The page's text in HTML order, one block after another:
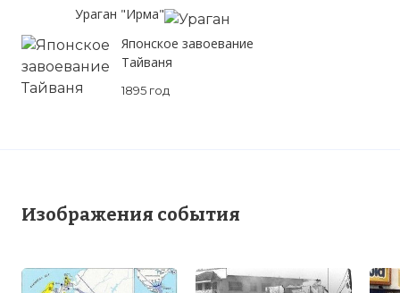
Ураган "Ирма"
Японское завоевание
Тайваня
1895 год
Изображения события